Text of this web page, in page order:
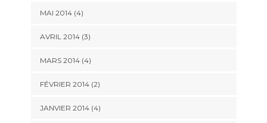
MAI 2014(4)
AVRIL 2014(3)
MARS 2014(4)
FÉVRIER 2014(2)
JANVIER 2014(4)